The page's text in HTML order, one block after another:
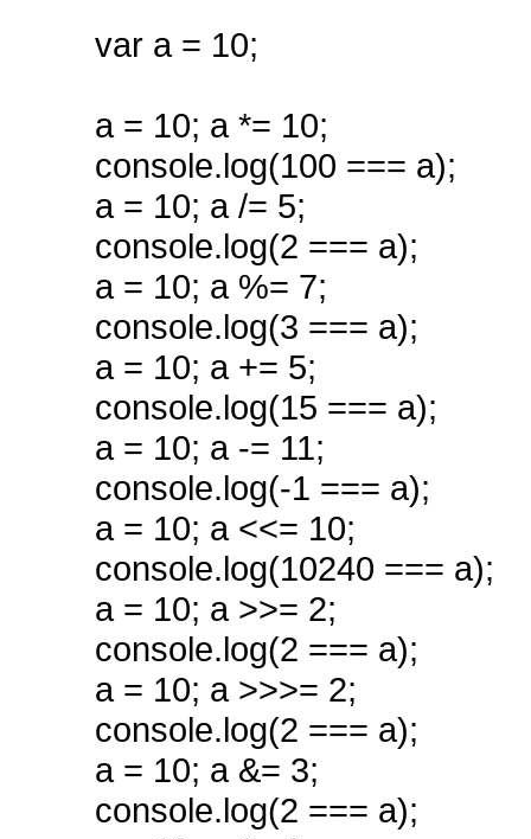
var a = 10;
a = 10; a *= 10;
console.log(100 === a);
a = 10; a /= 5;
console.log(2 === a);
a = 10; a %= 7;
console.log(3 === a);
a = 10; a += 5;
console.log(15 === a);
a = 10; a -= 11;
console.log(-1 === a);
a = 10; a <<= 10;
console.log(10240 === a);
a = 10; a >>= 2;
console.log(2 === a);
a = 10; a >>>= 2;
console.log(2 === a);
a = 10; a &= 3;
console.log(2 === a);